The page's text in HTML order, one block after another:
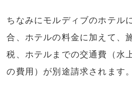
ちなみにモルディブのホテル
合、ホテルの料金に加えて、
税、ホテルまでの交通費（水
の費用）が別途請求されます。